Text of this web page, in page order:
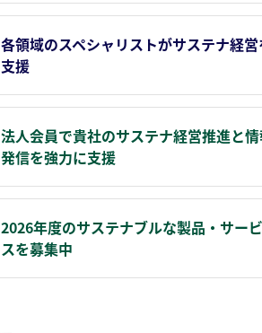
各領域のスペシャリストがサステナ経
支援
法人会員で貴社のサステナ経営推進と
発信を強力に支援
2026年度のサステナブルな製品・サービ
スを募集中